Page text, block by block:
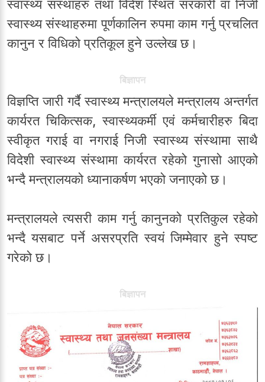
स्वास्थ्य संस्थाहरु तथा विदेश स्थित सरकारी वा निजी
स्वास्थ्य संस्थाहरुमा पूर्णकालिन रुपमा काम गर्नु प्रचलित
कानुन र विधिको प्रतिकूल हुने उल्लेख छ।
बिज्ञापन
विज्ञप्ति जारी गर्दै स्वास्थ्य मन्त्रालयले मन्त्रालय अन्तर्गत
कार्यरत चिकित्सक, स्वास्थ्यकर्मी एवं कर्मचारीहरु बिदा
स्वीकृत गराई वा नगराई निजी स्वास्थ्य संस्थामा साथै
विदेशी स्वास्थ्य संस्थामा कार्यरत रहेको गुनासो आएको
भन्दै मन्त्रालयको ध्यानाकर्षण भएको जनाएको छ।
मन्त्रालयले त्यसरी काम गर्नु कानुनको प्रतिकुल रहेको
भन्दै यसबाट पर्ने असरप्रति स्वयं जिम्मेवार हुने स्पष्ट
गरेको छ।
बिज्ञापन